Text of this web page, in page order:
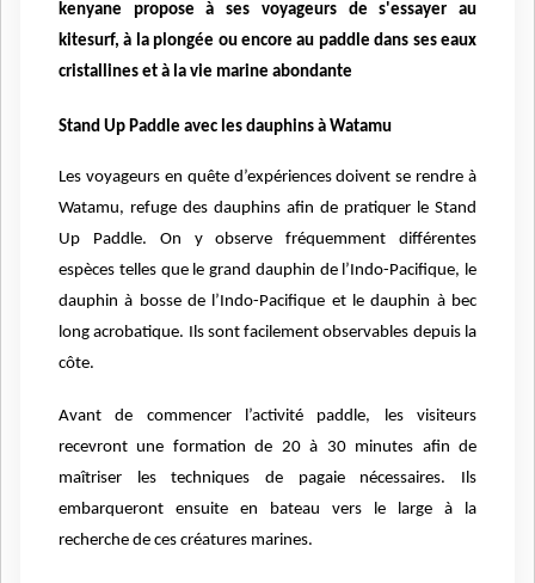
kenyane propose à ses voyageurs de s'essayer au
kitesurf, à la plongée ou encore au paddle dans ses eaux
cristallines et à la vie marine abondante
Stand Up Paddle avec les dauphins à Watamu
Les voyageurs en quête d’expériences doivent se rendre à
Watamu, refuge des dauphins afin de pratiquer le Stand
Up Paddle. On y observe fréquemment différentes
espèces telles que le grand dauphin de l’Indo-Pacifique, le
dauphin à bosse de l’Indo-Pacifique et le dauphin à bec
long acrobatique. Ils sont facilement observables depuis la
côte.
Avant de commencer l’activité paddle, les visiteurs
recevront une formation de 20 à 30 minutes afin de
maîtriser les techniques de pagaie nécessaires. Ils
embarqueront ensuite en bateau vers le large à la
recherche de ces créatures marines.